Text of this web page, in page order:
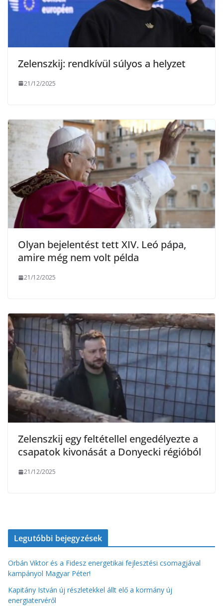
Zelenszkij: rendkívül súlyos a helyzet
21/12/2025
Olyan bejelentést tett XIV. Leó pápa,
amire még nem volt példa
21/12/2025
Zelenszkij egy feltétellel engedélyezte a
csapatok kivonását a Donyecki régióból
21/12/2025
Legutóbbi bejegyzések
Orbán Viktor és a Fidesz energetikai fejlesztési csomagjával
kampányol Magyar Péter!
Kapitány István új részletekkel állt elő a kormány új
energiatervéről